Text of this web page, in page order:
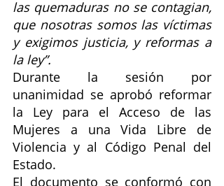
las quemaduras no se contagian,
que nosotras somos las víctimas
y exigimos justicia, y reformas a
la ley”.
Durante la sesión por
unanimidad se aprobó reformar
la Ley para el Acceso de las
Mujeres a una Vida Libre de
Violencia y al Código Penal del
Estado.
El documento se conformó con